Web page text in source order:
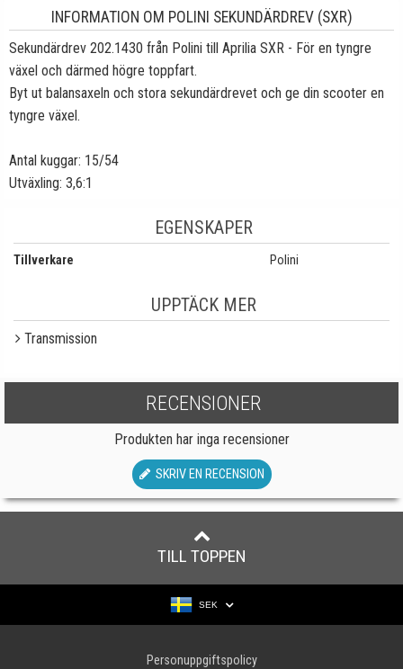
INFORMATION OM POLINI SEKUNDÄRDREV (SXR)
Sekundärdrev 202.1430 från Polini till Aprilia SXR - För en tyngre
växel och därmed högre toppfart.
Byt ut balansaxeln och stora sekundärdrevet och ge din scooter en
tyngre växel.
Antal kuggar: 15/54
Utväxling: 3,6:1
EGENSKAPER
Tillverkare Polini
UPPTÄCK MER
Transmission
RECENSIONER
Produkten har inga recensioner
SKRIV EN RECENSION
TILL TOPPEN
SEK
Personuppgiftspolicy